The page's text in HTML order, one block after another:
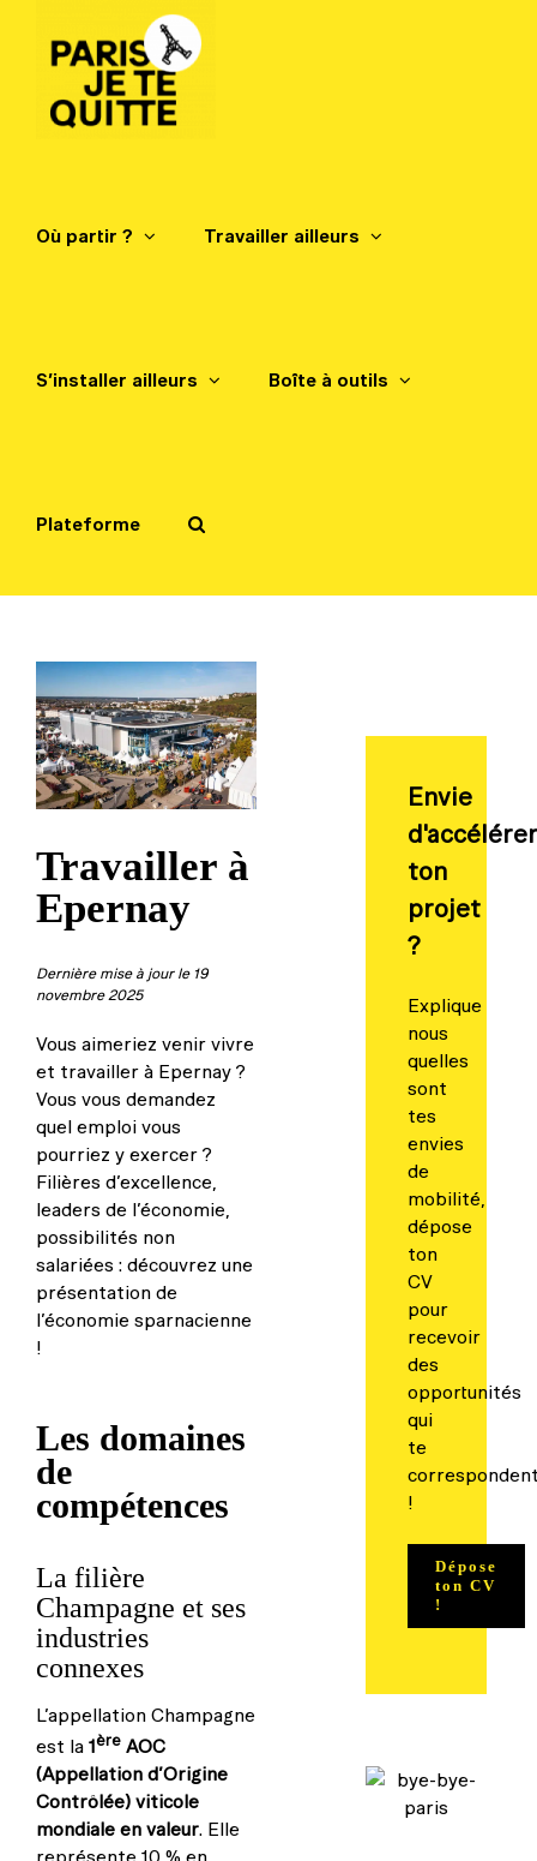
contenu
Où partir ? Travailler ailleurs
S’installer ailleurs Boîte à outils
Plateforme
Travailler à
Epernay
Dernière mise à jour le 19
novembre 2025
Vous aimeriez venir vivre
et travailler à Epernay ?
Vous vous demandez
quel emploi vous
pourriez y exercer ?
Filières d’excellence,
leaders de l’économie,
possibilités non
salariées : découvrez une
présentation de
l’économie sparnacienne
!
Les domaines
de
compétences
La filière
Champagne et ses
industries
connexes
L’appellation Champagne
est la 1ère AOC
(Appellation d’Origine
Contrôlée) viticole
mondiale en valeur. Elle
représente 10 % en
Envie
ton
projet
?
Explique
nous
quelles
sont
tes
envies
de
mobilité,
dépose
ton
CV
pour
recevoir
des
opportunités
qui
te
!
Dépose
ton CV
!